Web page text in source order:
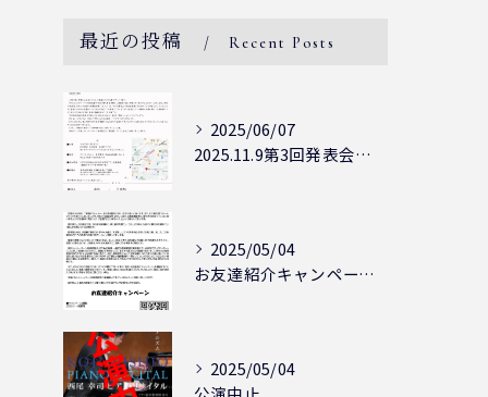
最近の投稿 Recent Posts
2025/06/07
2025.11.9第3回発表会開催決定
2025/05/04
お友達紹介キャンペーン実施中！！
2025/05/04